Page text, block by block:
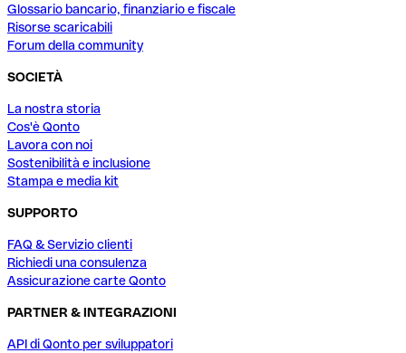
Glossario bancario, finanziario e fiscale
Risorse scaricabili
Forum della community
SOCIETÀ
La nostra storia
Cos'è Qonto
Lavora con noi
Sostenibilità e inclusione
Stampa e media kit
SUPPORTO
FAQ & Servizio clienti
Richiedi una consulenza
Assicurazione carte Qonto
PARTNER & INTEGRAZIONI
API di Qonto per sviluppatori